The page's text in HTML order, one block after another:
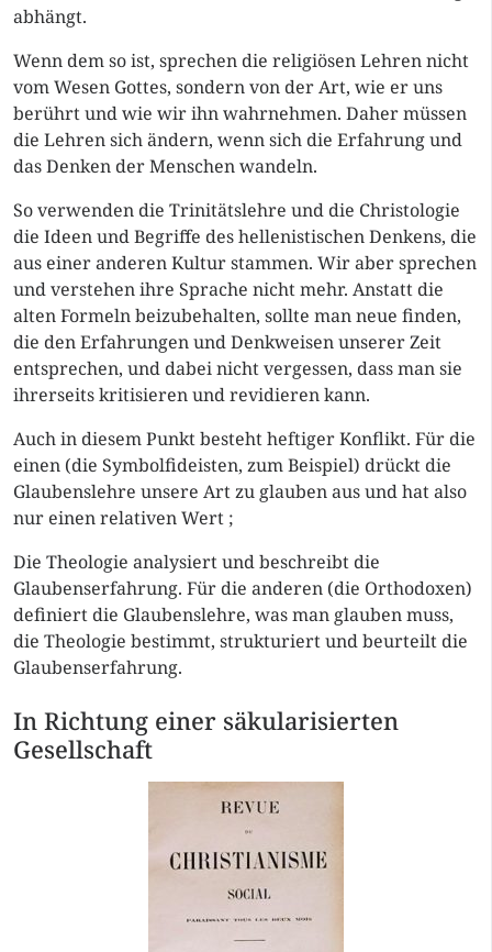
abhängt.
Wenn dem so ist, sprechen die religiösen Lehren nicht
vom Wesen Gottes, sondern von der Art, wie er uns
berührt und wie wir ihn wahrnehmen. Daher müssen
die Lehren sich ändern, wenn sich die Erfahrung und
das Denken der Menschen wandeln.
So verwenden die Trinitätslehre und die Christologie
die Ideen und Begriffe des hellenistischen Denkens, die
aus einer anderen Kultur stammen. Wir aber sprechen
und verstehen ihre Sprache nicht mehr. Anstatt die
alten Formeln beizubehalten, sollte man neue finden,
die den Erfahrungen und Denkweisen unserer Zeit
entsprechen, und dabei nicht vergessen, dass man sie
ihrerseits kritisieren und revidieren kann.
Auch in diesem Punkt besteht heftiger Konflikt. Für die
einen (die Symbolfideisten, zum Beispiel) drückt die
Glaubenslehre unsere Art zu glauben aus und hat also
nur einen relativen Wert ;
Die Theologie analysiert und beschreibt die
Glaubenserfahrung. Für die anderen (die Orthodoxen)
definiert die Glaubenslehre, was man glauben muss,
die Theologie bestimmt, strukturiert und beurteilt die
Glaubenserfahrung.
In Richtung einer säkularisierten
Gesellschaft